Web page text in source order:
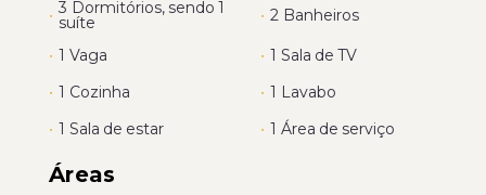
• 3 Dormitórios, sendo 1
suíte • 2 Banheiros
• 1 Vaga • 1 Sala de TV
• 1 Cozinha • 1 Lavabo
• 1 Sala de estar • 1 Área de serviço
Áreas